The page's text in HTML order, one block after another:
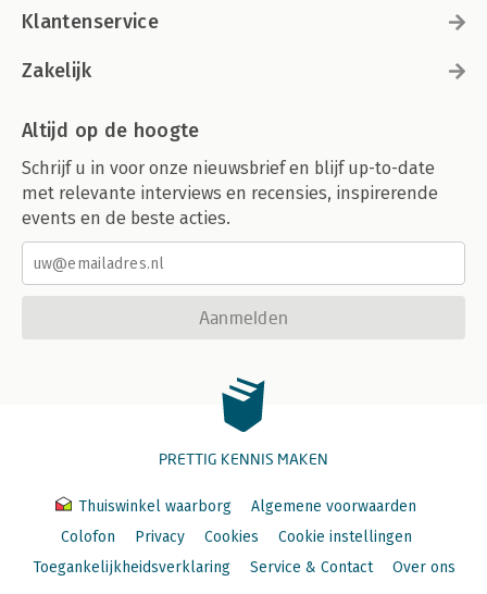
Klantenservice
Zakelijk
Altijd op de hoogte
Schrijf u in voor onze nieuwsbrief en blijf up-to-date
met relevante interviews en recensies, inspirerende
events en de beste acties.
Aanmelden
PRETTIG KENNIS MAKEN
Thuiswinkel waarborg
Algemene voorwaarden
Colofon
Privacy Cookies
Cookie instellingen
Toegankelijkheidsverklaring
Service & Contact Over ons